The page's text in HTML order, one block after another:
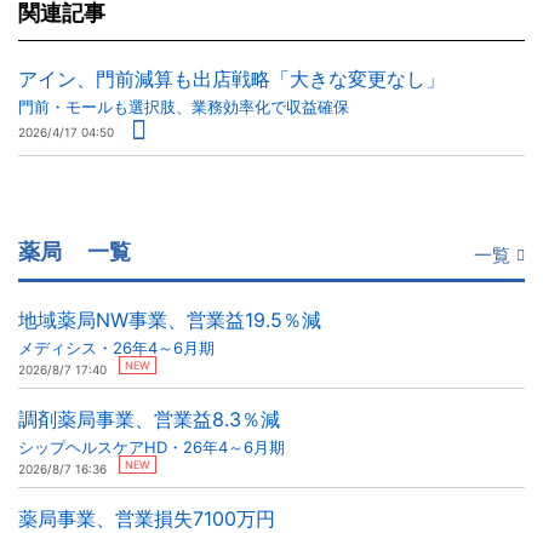
関連記事
アイン、門前減算も出店戦略「大きな変更なし」
門前・モールも選択肢、業務効率化で収益確保
2026/4/17 04:50
薬局 一覧 一覧
地域薬局NW事業、営業益19.5％減
メディシス・26年4～6月期
2026/8/7 17:40 NEW
調剤薬局事業、営業益8.3％減
シップヘルスケアHD・26年4～6月期
2026/8/7 16:36 NEW
薬局事業、営業損失7100万円